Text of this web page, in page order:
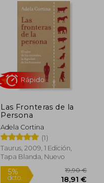
5%
dcto.
Las Fronteras de la
Persona
Adela Cortina
(1)
Taurus, 2009, 1 Edición,
Tapa Blanda, Nuevo